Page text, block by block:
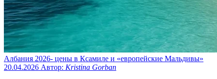
Албания 2026- цены в Ксамиле и «европейские Мальдивы»
20.04.2026 Автор: Kristina Gorban